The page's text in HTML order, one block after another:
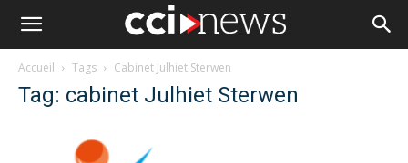
Accueil Tags Cabinet Julhiet Sterwen
Tag: cabinet Julhiet Sterwen